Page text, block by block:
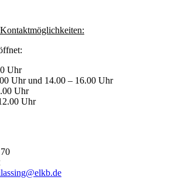
Uhr
Uhr und 14.00 – 16.00 Uhr
Uhr
Uhr